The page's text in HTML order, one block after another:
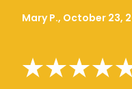
Mary P., October 23,